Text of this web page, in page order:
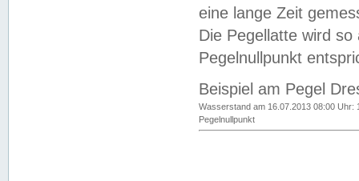
eine lange Zeit
Die Pegellatte wird
Pegelnullpunkt
Beispiel am Pegel
Wasserstand am 16.07.2013 08:00 Uhr:
Pegelnullpunkt